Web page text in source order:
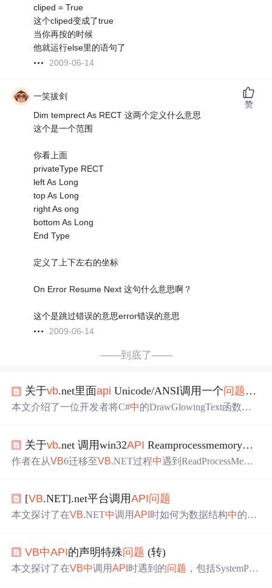
cliped = True
这个cliped变成了true
当你再按的时候
他就运行else里的语句了
2009-06-14
一笑拔剑
Dim temprect As RECT 这两个定义什么意思
这个是一个范围
你看上面
privateType RECT
left As Long
top As Long
right As ong
bottom As Long
End Type
定义了上下左右的坐标
On Error Resume Next 这句什么意思啊？
这个是跳过错误的意思error错误的意思
2009-06-14
赞
——到底了——
关于vb.net里面api Unicode/ANSI调用一个问题解答
本文介绍了一位开发者将C#中的DrawGlowingText函数转
的P/Invoke声明方式，并附上了完整的VB.NET示例代码。
关于vb.net 调用win32API Reamprocessmemory的
作者在从VB6迁移至VB.NET过程中遇到ReadProcessMemor
类型转换及参数传递的问题。
[VB.NET].net平台调用API问题
本文探讨了在VB.NET中调用API 时如何为数据结构中的字
提供了具体的代码示例。
VB中API的声明特殊问题 (转)
本文探讨了在VB中调用API 时遇到的问题 ，包括SystemPar